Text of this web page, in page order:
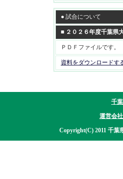
● 試合について
■ ２０２６年度千葉県
ＰＤＦファイルです。
資料をダウンロードす
千
運営会
Copyright(C) 2011 千葉